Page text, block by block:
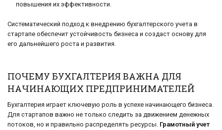
повышения их эффективности.
Систематический подход к внедрению бухгалтерского учета в
стартапе обеспечит устойчивость бизнеса и создаст основу для
его дальнейшего роста и развития.
ПОЧЕМУ БУХГАЛТЕРИЯ ВАЖНА ДЛЯ
НАЧИНАЮЩИХ ПРЕДПРИНИМАТЕЛЕЙ
Бухгалтерия играет ключевую роль в успехе начинающего бизнеса.
Для стартапов важно не только следить за движением денежных
потоков, но и правильно распределять ресурсы. Грамотный учет